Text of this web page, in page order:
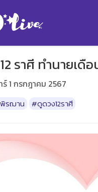
ราศี ทำนายเ
1 กรกฎาคม 2567
รฌาน #ดูดวง12ราศี